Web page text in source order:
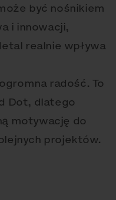
być nośnikiem
i innowacji,
realnie wpływa
radość. To
Dot, dlatego
motywację do
projektów.